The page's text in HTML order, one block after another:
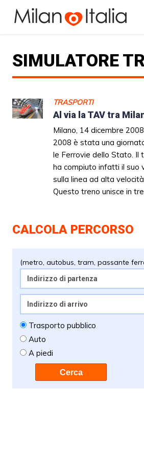
SIMULATORE
TRASPORTI
Al via la TAV tra
Milano, 14 dicembre
2008 è stata una
le Ferrovie dello Stato. Il
ha compiuto infatti il suo
sulla linea ad alta
Questo treno unisce in tre
CALCOLA PERCORSO
(metro, autobus, tram, passante
Trasporto pubblico
Auto
A piedi
Cerca